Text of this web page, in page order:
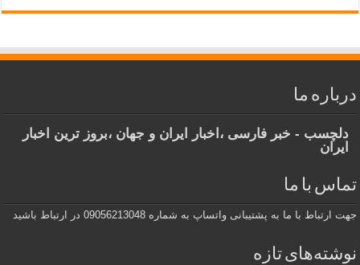
درباره ما
دلچسب - خبر فارسی ،اخبار ایران و جهان ،بروز ترین اخبار
ایران
تماس با ما
جهت ارتباط با ما به پشتیبانی واتساپ به شماره 09056213048 در ارتباط باشید
نوشته‌های تازه